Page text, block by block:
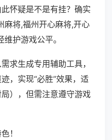
怀疑是不是有挂？确实
麻将,福州开心麻将,开心
护游戏公平。
求生成专用辅助工具，
，实现“必胜”效果，适
），但需注意遵守游戏
！